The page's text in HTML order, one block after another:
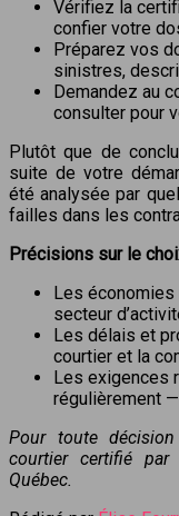
Vérifiez la
confier votre
Préparez vos
sinistres,
Demandez au
consulter pour
Plutôt que de
suite de votre
été analysée par
failles dans les
Précisions sur le
Les
secteur
Les délais et
courtier et la
Les exigences
régulièrement
Pour toute décision
courtier certifié par
Québec.